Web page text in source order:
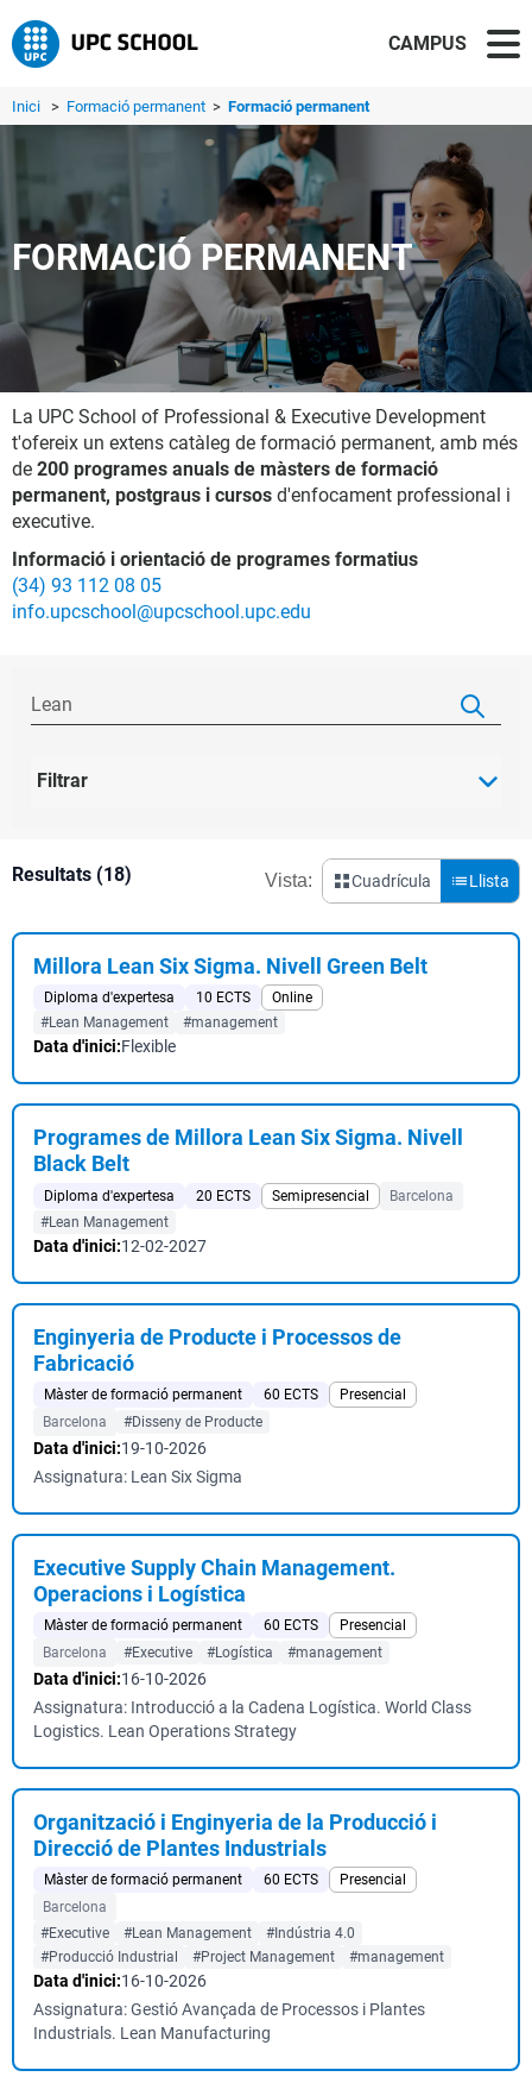
CAMPUS
Inici > Formació permanent > Formació permanent
FORMACIÓ PERMANENT
La UPC School of Professional & Executive Development
t'ofereix un extens catàleg de formació permanent, amb més
de 200 programes anuals de màsters de formació
permanent, postgraus i cursos d'enfocament professional i
executive.
Informació i orientació de programes formatius
(34) 93 112 08 05
info.upcschool@upcschool.upc.edu
Filtrar
Resultats (18) Vista: Cuadrícula Llista
Millora Lean Six Sigma. Nivell Green Belt
Diploma d'expertesa 10 ECTS
Online
#Lean Management
#management
Data d'inici:Flexible
Programes de Millora Lean Six Sigma. Nivell
Black Belt
Diploma d'expertesa 20 ECTS Semipresencial
Barcelona
#Lean Management
Data d'inici:12-02-2027
Enginyeria de Producte i Processos de
Fabricació
Màster de formació permanent 60 ECTS
Presencial
Barcelona
#Disseny de Producte
Data d'inici:19-10-2026
Assignatura: Lean Six Sigma
Executive Supply Chain Management.
Operacions i Logística
Màster de formació permanent 60 ECTS
Presencial
Barcelona
#Executive #Logística #management
Data d'inici:16-10-2026
Assignatura: Introducció a la Cadena Logística. World Class
Logistics. Lean Operations Strategy
Organització i Enginyeria de la Producció i
Direcció de Plantes Industrials
Màster de formació permanent 60 ECTS
Presencial
Barcelona
#Executive
#Lean Management
#Indústria 4.0
#Producció Industrial
#Project Management #management
Data d'inici:16-10-2026
Assignatura: Gestió Avançada de Processos i Plantes
Industrials. Lean Manufacturing